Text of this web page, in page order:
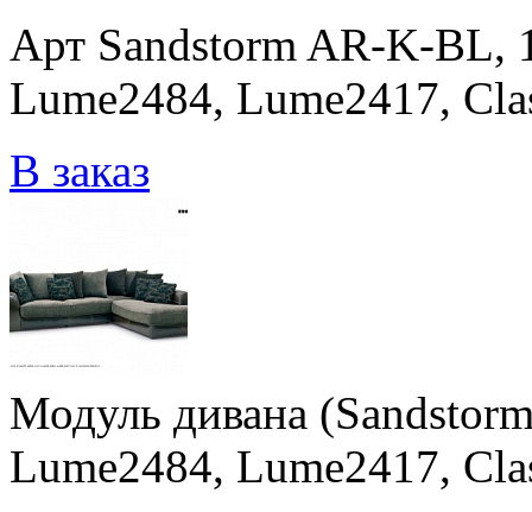
Арт Sandstorm AR-K-BL,
Lume2484, Lume2417,
В заказ
Модуль дивана
Lume2484, Lume2417,